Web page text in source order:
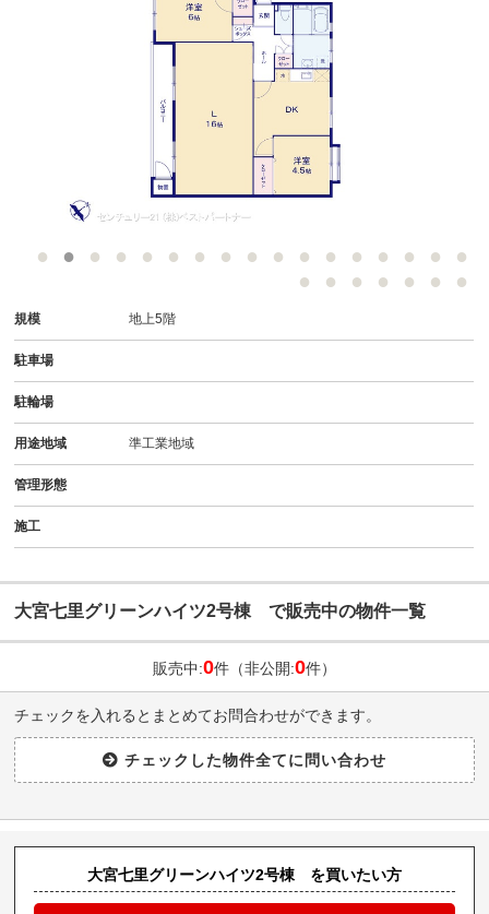
規模 地上5階
駐車場
駐輪場
用途地域 準工業地域
管理形態
施工
大宮七里グリーンハイツ2号棟 で販売中の物件一覧
販売中:0件（非公開:0件）
チェックを入れるとまとめてお問合わせができます。
大宮七里グリーンハイツ2号棟 を買いたい方